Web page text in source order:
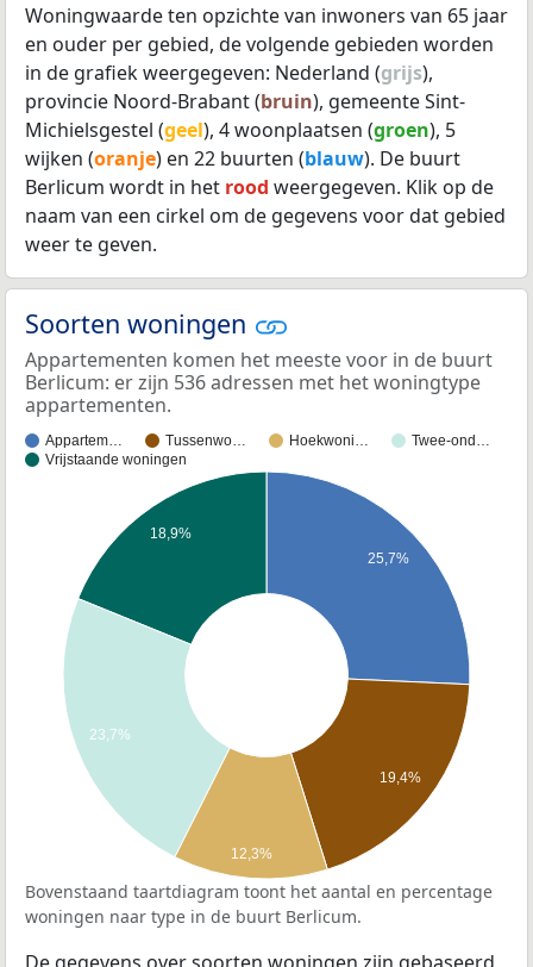
Woningwaarde ten opzichte van inwoners van 65 jaar
en ouder per gebied, de volgende gebieden worden
in de grafiek weergegeven: Nederland (grijs),
provincie Noord-Brabant (bruin), gemeente Sint-
Michielsgestel (geel), 4 woonplaatsen (groen), 5
wijken (oranje) en 22 buurten (blauw). De buurt
Berlicum wordt in het rood weergegeven. Klik op de
naam van een cirkel om de gegevens voor dat gebied
weer te geven.
Soorten woningen
Appartementen komen het meeste voor in de buurt
Berlicum: er zijn 536 adressen met het woningtype
appartementen.
Appartem… Tussenwo… Hoekwoni…
Twee-ond…
Vrijstaande woningen
25,7%
19,4%
18,9%
23,7%
12,3%
Bovenstaand taartdiagram toont het aantal en percentage
woningen naar type in de buurt Berlicum.